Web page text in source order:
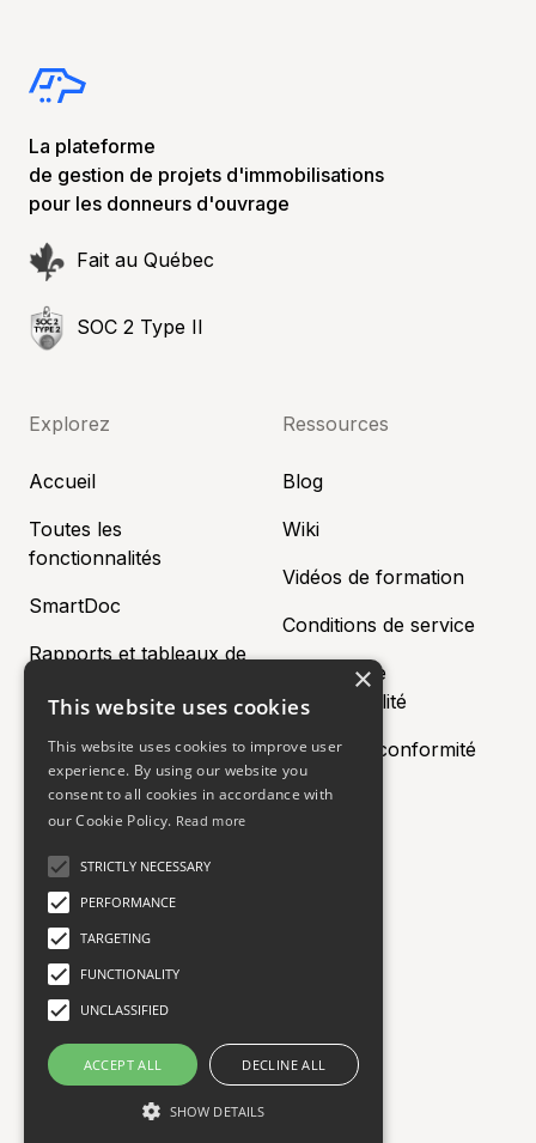
La plateforme
de gestion de projets d'immobilisations
pour les donneurs d'ouvrage
Fait au Québec
SOC 2 Type II
Explorez
Accueil
Toutes les
fonctionnalités
SmartDoc
Rapports et tableaux de
Partenaires
Ressources
Blog
Wiki
Vidéos de formation
Conditions de service
Politique de
confidentialité
Centre de conformité
Contactez-nous
Compagnie
Nous contacter
+1-888-381-2230
info@aidi.io
×
This website uses cookies
This website uses cookies to improve user
experience. By using our website you
consent to all cookies in accordance with
our Cookie Policy. Read more
STRICTLY NECESSARY
PERFORMANCE
TARGETING
FUNCTIONALITY
UNCLASSIFIED
ACCEPT ALL DECLINE ALL
SHOW DETAILS